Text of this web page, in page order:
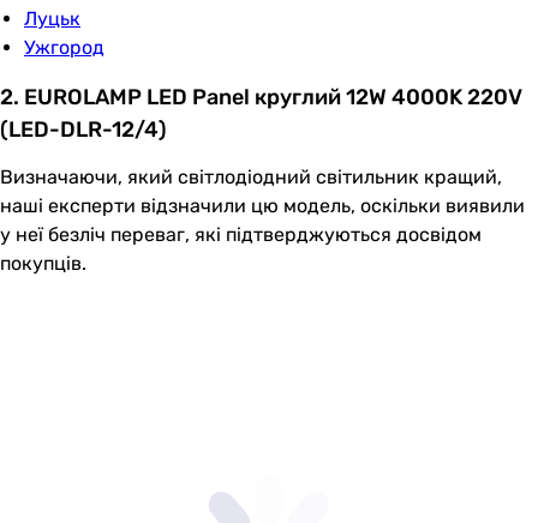
Луцьк
Ужгород
2. EUROLAMP LED Panel круглий 12W 4000K 220V
(LED-DLR-12/4)
Визначаючи, який світлодіодний світильник кращий,
наші експерти відзначили цю модель, оскільки виявили
у неї безліч переваг, які підтверджуються досвідом
покупців.